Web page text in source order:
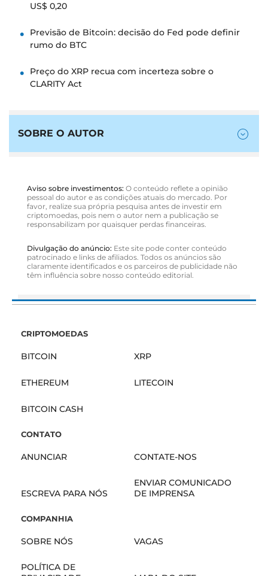
US$ 0,20
Previsão de Bitcoin: decisão do Fed pode definir
rumo do BTC
Preço do XRP recua com incerteza sobre o
CLARITY Act
SOBRE O AUTOR
Aviso sobre investimentos: O conteúdo reflete a opinião
pessoal do autor e as condições atuais do mercado. Por
favor, realize sua própria pesquisa antes de investir em
criptomoedas, pois nem o autor nem a publicação se
responsabilizam por quaisquer perdas financeiras.
Divulgação do anúncio: Este site pode conter conteúdo
patrocinado e links de afiliados. Todos os anúncios são
claramente identificados e os parceiros de publicidade não
têm influência sobre nosso conteúdo editorial.
CRIPTOMOEDAS
BITCOIN XRP
ETHEREUM LITECOIN
BITCOIN CASH
CONTATO
ANUNCIAR CONTATE-NOS
ESCREVA PARA NÓS
ENVIAR COMUNICADO
DE IMPRENSA
COMPANHIA
SOBRE NÓS VAGAS
POLÍTICA DE